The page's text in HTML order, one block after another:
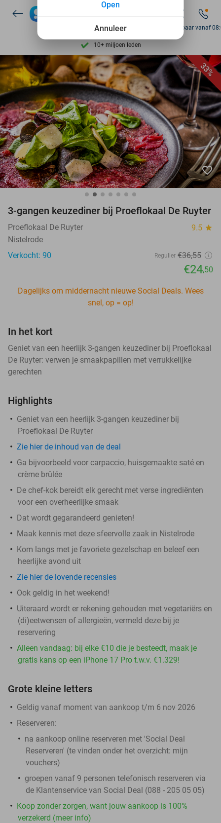
7 dagen per week beschikbaar
10+ miljoen leden
9,4 op basis van
Ontdek 15.000+ deals
7 dagen per week beschikbaar
10+ miljoen leden
Bereikbaar vanaf
33%
favorite_border
3-gangen keuzediner bij Proeflokaal De Ruyter
Proeflokaal De Ruyter 9.5 star
Nistelrode
Verkocht: 90
Regulier €36,55
€24,50
Dagelijks om middernacht nieuwe Social Deals. Wees
snel, op = op!
In het kort
Geniet van een heerlijk 3-gangen keuzediner bij Proeflokaal
De Ruyter: verwen je smaakpapillen met verrukkelijke
gerechten
Highlights
Geniet van een heerlijk 3-gangen keuzediner bij
Proeflokaal De Ruyter
Zie hier de inhoud van de deal
Ga bijvoorbeeld voor carpaccio, huisgemaakte saté en
crème brûlée
De chef-kok bereidt elk gerecht met verse ingrediënten
voor een overheerlijke smaak
Dat wordt gegarandeerd genieten!
Maak kennis met deze sfeervolle zaak in Nistelrode
Kom langs met je favoriete gezelschap en beleef een
heerlijke avond uit
Zie hier de lovende recensies
Ook geldig in het weekend!
Uiteraard wordt er rekening gehouden met vegetariërs en
(di)eetwensen of allergieën, vermeld deze bij je
reservering
Alleen vandaag: bij elke €10 die je besteedt, maak je
gratis kans op een iPhone 17 Pro t.w.v. €1.329!
Grote kleine letters
Geldig vanaf moment van aankoop t/m 6 nov 2026
Reserveren:
na aankoop online reserveren met 'Social Deal
Reserveren' (te vinden onder het overzicht: mijn
vouchers)
groepen vanaf 9 personen telefonisch reserveren via
de Klantenservice van Social Deal (088 - 205 05 05)
Koop zonder zorgen, want jouw aankoop is 100%
verzekerd (meer info)
Annuleer
Open